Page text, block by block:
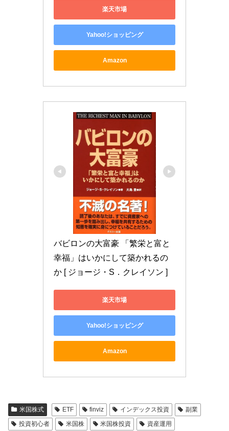
楽天市場
Yahoo!ショッピング
Amazon
バビロンの大富豪 「繁栄と富と
幸福」はいかにして築かれるの
か [ ジョージ・S．クレイソン ]
楽天市場
Yahoo!ショッピング
Amazon
米国株式 ETF finviz インデックス投資
副業
投資初心者
米国株 米国株投資 資産運用